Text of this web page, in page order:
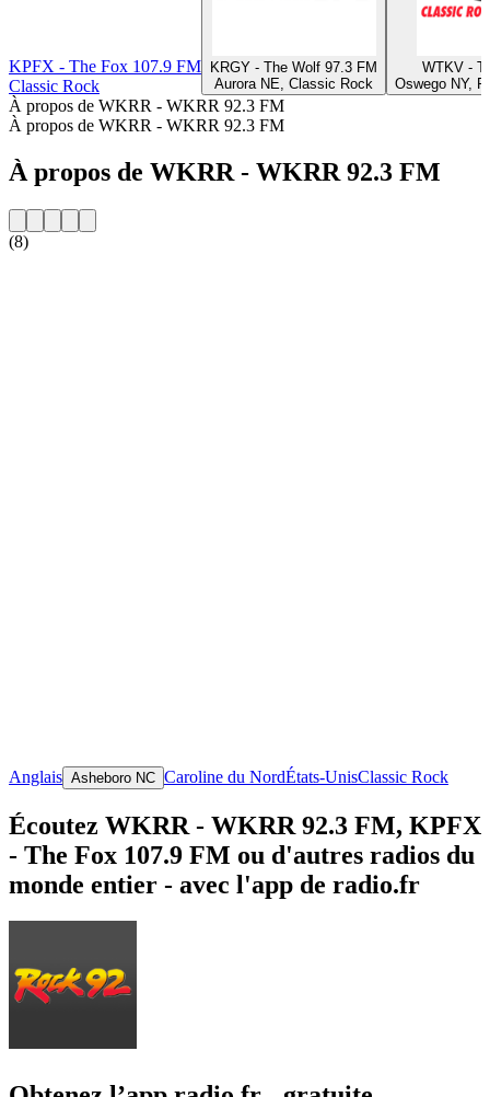
KPFX - The Fox 107.9 FM
Classic Rock
KRGY - The Wolf 97.3 FM
Aurora NE, Classic Rock
WTKV -
Oswego NY,
À propos de WKRR - WKRR 92.3 FM
À propos de WKRR - WKRR 92.3 FM
À propos de WKRR - WKRR 92.3 FM
(8)
Anglais Asheboro NC Caroline du NordÉtats-UnisClassic Rock
Écoutez WKRR - WKRR 92.3 FM, KPFX
- The Fox 107.9 FM ou d'autres radios du
monde entier - avec l'app de radio.fr